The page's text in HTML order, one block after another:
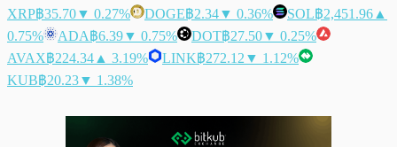
XRP฿35.70▼ 0.27% DOGE฿2.34▼ 0.36% SOL฿2,451.96 ▲
0.75%
ADA฿6.39▼ 0.75% DOT฿27.50▼ 0.25%
AVAX฿224.34 ▲ 3.19% LINK฿272.12 ▼ 1.12%
KUB฿20.23▼ 1.38%